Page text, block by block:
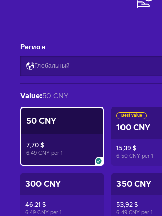
Регион
Глобальный
Value:50 CNY
50 CNY
7,70 $
6.49 CNY per 1
Best value
100 CNY
15,39 $
6.50 CNY per 1
300 CNY
46,21 $
6.49 CNY per 1
350 CNY
53,92 $
6.49 CNY per 1